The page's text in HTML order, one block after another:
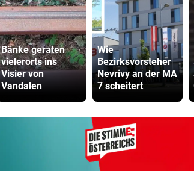
Bänke geraten
vielerorts ins
Visier von
Vandalen
Wie
Bezirksvorsteher
Nevrivy an der MA
7 scheitert